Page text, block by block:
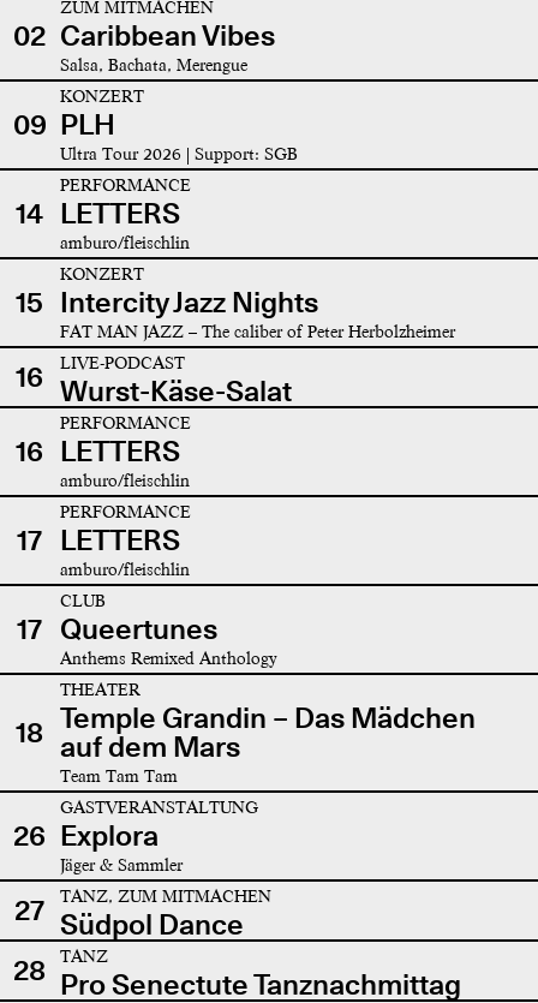
02
ZUM MITMACHEN
Caribbean Vibes
Salsa, Bachata, Merengue
09
KONZERT
PLH
Ultra Tour 2026 | Support: SGB
14
PERFORMANCE
LETTERS
amburo/fleischlin
15
KONZERT
Intercity Jazz Nights
FAT MAN JAZZ – The caliber of Peter Herbolzheimer
16 LIVE-PODCAST
Wurst-Käse-Salat
16
PERFORMANCE
LETTERS
amburo/fleischlin
17
PERFORMANCE
LETTERS
amburo/fleischlin
17
CLUB
Queertunes
Anthems Remixed Anthology
18
THEATER
Temple Grandin – Das Mädchen
auf dem Mars
Team Tam Tam
26
GASTVERANSTALTUNG
Explora
Jäger & Sammler
27 TANZ, ZUM MITMACHEN
Südpol Dance
28
TANZ
Pro Senectute Tanznachmittag